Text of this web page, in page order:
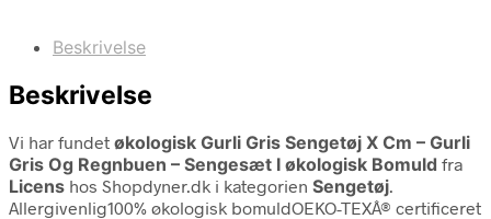
Beskrivelse
Beskrivelse
Vi har fundet økologisk Gurli Gris Sengetøj X Cm – Gurli
Gris Og Regnbuen – Sengesæt I økologisk Bomuld fra
Licens hos Shopdyner.dk i kategorien Sengetøj.
Allergivenlig100% økologisk bomuldOEKO-TEXÂ® certificeret